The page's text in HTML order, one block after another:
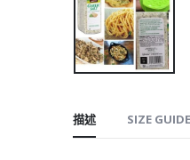
描述 SIZE GUIDE